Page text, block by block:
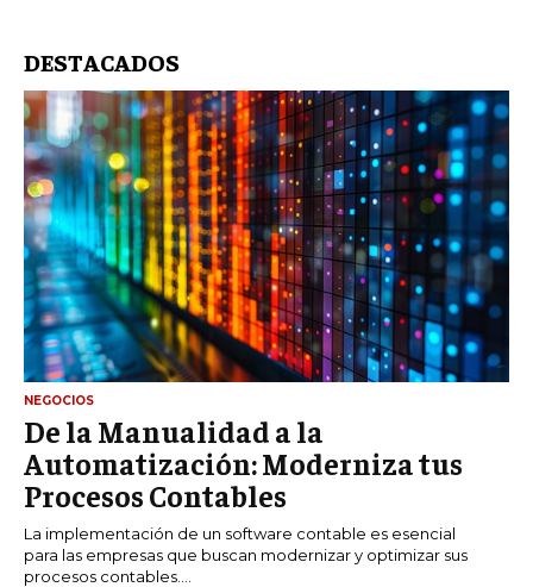
DESTACADOS
NEGOCIOS
De la Manualidad a la
Automatización: Moderniza tus
Procesos Contables
La implementación de un software contable es esencial
para las empresas que buscan modernizar y optimizar sus
procesos contables....